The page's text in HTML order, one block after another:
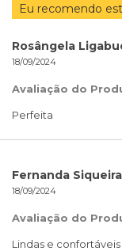
Eu recomendo
Rosângela
18/09/2024
Avaliação do
Perfeita
Fernanda Siqueira
18/09/2024
Avaliação do
Lindas e